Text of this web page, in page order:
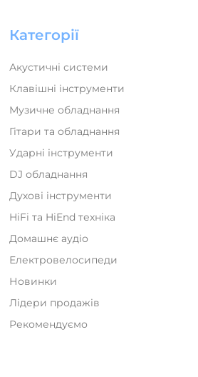
Категорії
Акустичні системи
Клавішні інструменти
Музичне обладнання
Гітари та обладнання
Ударні інструменти
DJ обладнання
Духові інструменти
HiFi та HiEnd техніка
Домашнє аудіо
Електровелосипеди
Новинки
Лідери продажів
Рекомендуємо